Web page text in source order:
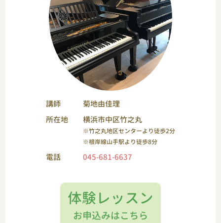
講師
菊地由佳理
所在地
横浜市中区竹之丸
※竹之丸地区センターより徒歩2分
※根岸線山手駅より徒歩8分
電話 045-681-6637
体験レッスン
お申込みはこちら